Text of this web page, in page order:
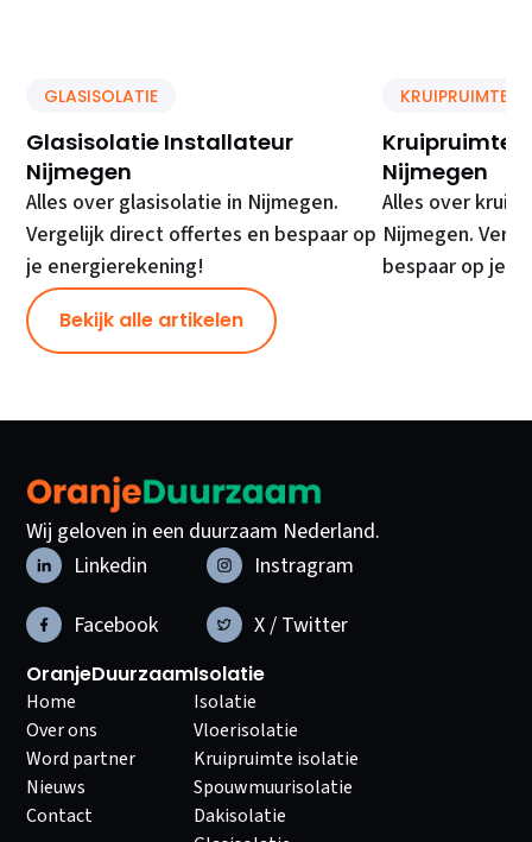
GLASISOLATIE
Glasisolatie Installateur
Nijmegen
Alles over glasisolatie in Nijmegen.
Vergelijk direct offertes en bespaar op
je energierekening!
KRUIPRUIMTE
Kruipruimte
Nijmegen
Alles over
Nijmegen.
bespaar op je
Bekijk alle artikelen
Wij geloven in een duurzaam Nederland.
Linkedin
Instragram
Facebook
X / Twitter
OranjeDuurzaam
Home
Over ons
Word partner
Nieuws
Contact
Isolatie
Isolatie
Vloerisolatie
Kruipruimte isolatie
Spouwmuurisolatie
Dakisolatie